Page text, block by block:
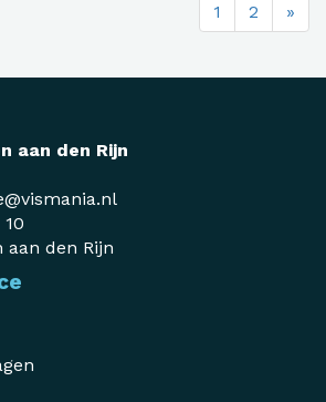
1 2 »
aan den Rijn
aan den Rijn